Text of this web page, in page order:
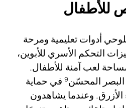
أدوات تعليمية ومرحة
التحكم الأسري للأبوين،
لعب آمنة للأطفال.
المحسّن9 في حماية
وعندما يشاهدون